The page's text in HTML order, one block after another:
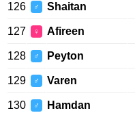
126 ♂ Shaitan
127 ♀ Afireen
128 ♂ Peyton
129 ♂ Varen
130 ♂ Hamdan